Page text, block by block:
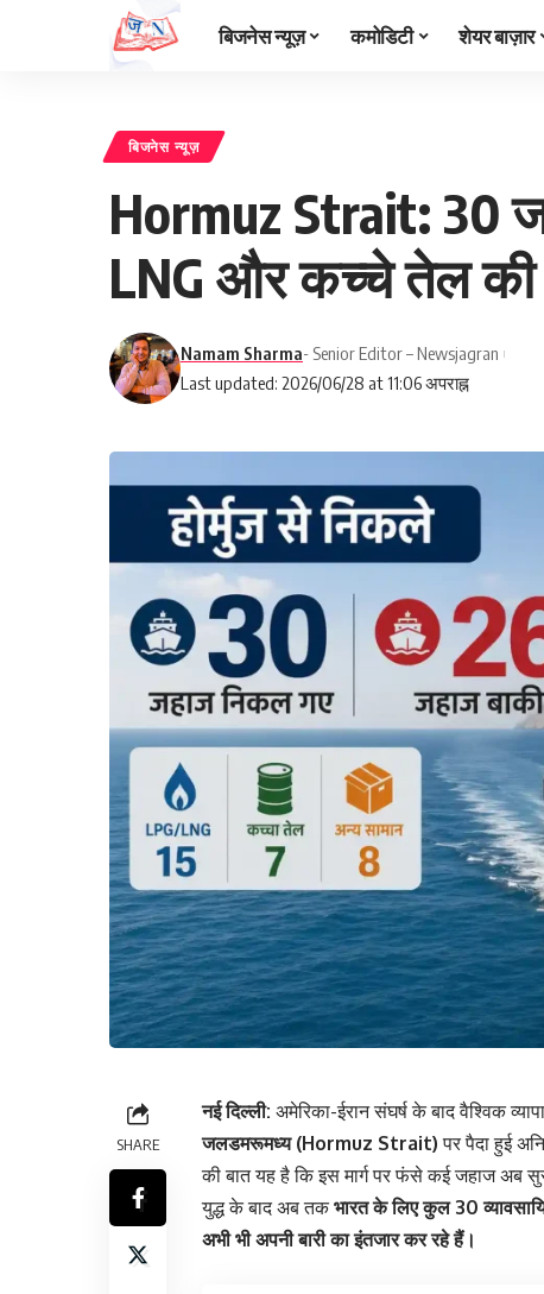
बिजनेस न्यूज़ कमोडिटी शेयर बाज़ार
बिजनेस न्यूज़
Hormuz Strait: 30
LNG और कच्चे तेल की
Last updated: 2026/06/28 at 11:06 अपराह्न
Namam Sharma- Senior Editor – Newsjagran
SHARE
नई दिल्ली: अमेरिका-ईरान संघर्ष के बाद वैश्विक
जलडमरूमध्य (Hormuz Strait) पर पैदा हुई
की बात यह है कि इस मार्ग पर फंसे कई जहाज अब
युद्ध के बाद अब तकभारत के लिए कुल 30
अभी भी अपनी बारी का इंतजार कर रहे हैं।